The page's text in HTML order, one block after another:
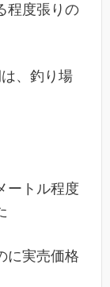
程度張りの
、釣り場
ートル程度
に実売価格